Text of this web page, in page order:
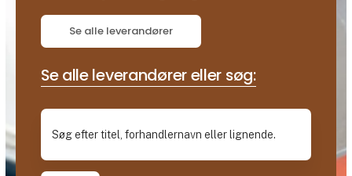
Se alle leverandører
Se alle leverandører eller søg: